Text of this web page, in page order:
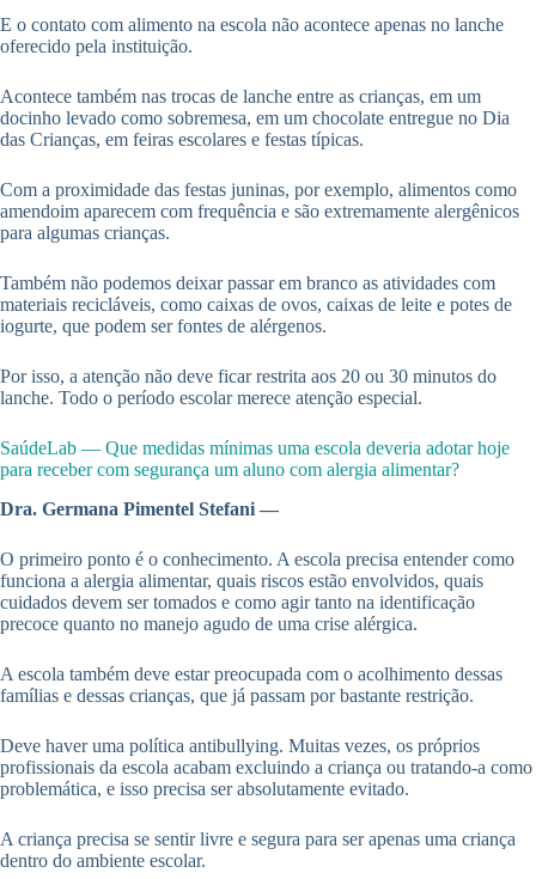
E o contato com alimento na escola não acontece apenas no lanche
oferecido pela instituição.
Acontece também nas trocas de lanche entre as crianças, em um
docinho levado como sobremesa, em um chocolate entregue no Dia
das Crianças, em feiras escolares e festas típicas.
Com a proximidade das festas juninas, por exemplo, alimentos como
amendoim aparecem com frequência e são extremamente alergênicos
para algumas crianças.
Também não podemos deixar passar em branco as atividades com
materiais recicláveis, como caixas de ovos, caixas de leite e potes de
iogurte, que podem ser fontes de alérgenos.
Por isso, a atenção não deve ficar restrita aos 20 ou 30 minutos do
lanche. Todo o período escolar merece atenção especial.
SaúdeLab — Que medidas mínimas uma escola deveria adotar hoje
para receber com segurança um aluno com alergia alimentar?
Dra. Germana Pimentel Stefani —
O primeiro ponto é o conhecimento. A escola precisa entender como
funciona a alergia alimentar, quais riscos estão envolvidos, quais
cuidados devem ser tomados e como agir tanto na identificação
precoce quanto no manejo agudo de uma crise alérgica.
A escola também deve estar preocupada com o acolhimento dessas
famílias e dessas crianças, que já passam por bastante restrição.
Deve haver uma política antibullying. Muitas vezes, os próprios
profissionais da escola acabam excluindo a criança ou tratando-a como
problemática, e isso precisa ser absolutamente evitado.
A criança precisa se sentir livre e segura para ser apenas uma criança
dentro do ambiente escolar.